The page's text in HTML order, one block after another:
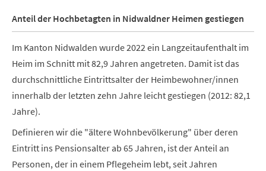
Anteil der Hochbetagten in Nidwaldner Heimen gestiegen
Im Kanton Nidwalden wurde 2022 ein Langzeitaufenthalt im
Heim im Schnitt mit 82,9 Jahren angetreten. Damit ist das
durchschnittliche Eintrittsalter der Heimbewohner/innen
innerhalb der letzten zehn Jahre leicht gestiegen (2012: 82,1
Jahre).
Definieren wir die "ältere Wohnbevölkerung" über deren
Eintritt ins Pensionsalter ab 65 Jahren, ist der Anteil an
Personen, der in einem Pflegeheim lebt, seit Jahren